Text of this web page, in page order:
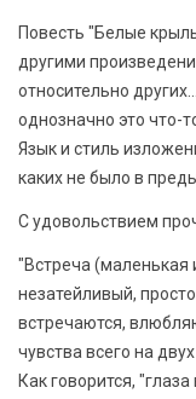
Повесть "Белые
другими
относительно
однозначно это что-
Язык и стиль
каких не было в
С удовольствием
"Встреча (маленькая
незатейливый,
встречаются,
чувства всего на
Как говорится,